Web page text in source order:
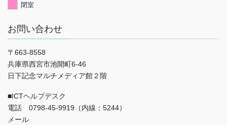
閉室
お問い合わせ
〒663-8558
兵庫県西宮市池開町6-46
日下記念マルチメディア館２階
■ICTヘルプデスク
電話 0798-45-9919（内線：5244）
メール